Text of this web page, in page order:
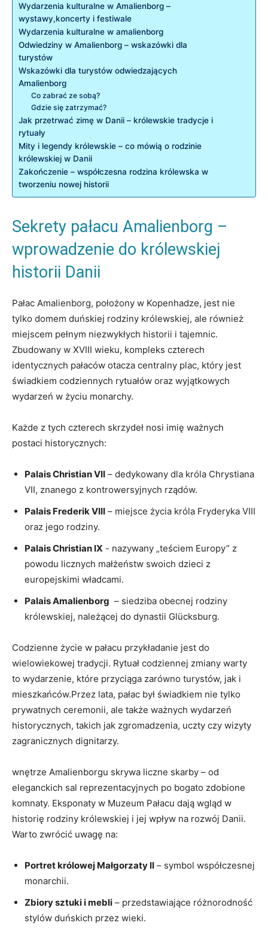
Wydarzenia kulturalne w Amalienborg ⁤–
wystawy,koncerty⁢ i ​festiwale
Wydarzenia kulturalne w amalienborg
Odwiedziny w Amalienborg – ⁢wskazówki⁤ dla
turystów
Wskazówki dla⁢ turystów odwiedzających⁢
Amalienborg
Co zabrać​ ze sobą?
Gdzie się‍ zatrzymać?
Jak przetrwać ‌zimę w Danii – ‌królewskie tradycje ‍i
⁣rytuały
Mity ⁣i legendy królewskie​ – co mówią⁢ o rodzinie
królewskiej ‌w Danii
Zakończenie – współczesna rodzina królewska ​w
tworzeniu nowej historii
Sekrety⁣ pałacu Amalienborg‌ –
⁢wprowadzenie do królewskiej⁣
historii Danii
Pałac Amalienborg, położony w ⁢Kopenhadze, jest nie
tylko domem duńskiej ⁢rodziny królewskiej, ale również
miejscem pełnym niezwykłych historii i⁣ tajemnic.
Zbudowany w XVIII ​wieku, ⁤kompleks czterech
⁢identycznych pałaców otacza⁢ centralny plac, ⁤który jest
świadkiem codziennych rytuałów oraz wyjątkowych⁣
wydarzeń w ⁣życiu monarchy.
Każde z‍ tych czterech skrzydeł ‌nosi⁤ imię ważnych
postaci historycznych:
Palais ‍Christian VII – dedykowany‌ dla króla Chrystiana
VII, znanego z kontrowersyjnych ⁤rządów.
Palais⁤ Frederik VIII – miejsce‍ życia króla Fryderyka ​VIII
⁣oraz​ jego​ rodziny.
Palais Christian IX -‍ nazywany „teściem ‍Europy”⁤ z​
powodu​ licznych‌ małżeństw swoich dzieci z
europejskimi ⁢władcami.
Palais Amalienborg ​ – siedziba‍ obecnej rodziny
⁢królewskiej, należącej do ⁣dynastii ⁣Glücksburg.
Codzienne życie‌ w pałacu przykładanie jest ‍do
wielowiekowej tradycji.⁢ Rytuał codziennej zmiany warty
to wydarzenie, ​które przyciąga zarówno turystów, jak i
mieszkańców.Przez​ lata,‍ pałac‌ był ⁤świadkiem nie tylko
prywatnych ceremonii, ale także ważnych wydarzeń
historycznych, takich jak ​zgromadzenia,⁢ uczty czy wizyty
zagranicznych dignitarzy.
wnętrze Amalienborgu⁤ skrywa liczne skarby – ⁢od
‍eleganckich sal reprezentacyjnych ‍po bogato‍ zdobione
komnaty. Eksponaty​ w Muzeum Pałacu dają wgląd ⁤w
‌historię rodziny królewskiej i jej wpływ na‍ rozwój Danii.
Warto‌ zwrócić uwagę na:
Portret⁣ królowej Małgorzaty⁢ II – symbol współczesnej
monarchii.
Zbiory sztuki i mebli – przedstawiające różnorodność
stylów duńskich ⁤przez‍ wieki.